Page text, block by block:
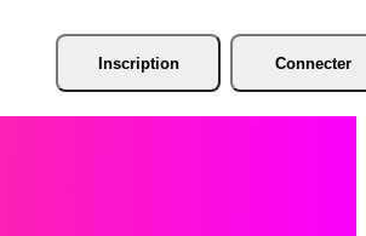
Inscription Connecter